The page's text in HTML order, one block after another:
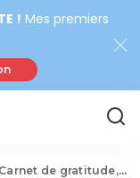
! Mes premiers
Carnet de gratitude, la recette du bonheur